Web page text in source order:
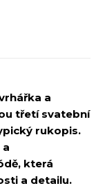
a
třetí svatební
rukopis.
která
a detailu.